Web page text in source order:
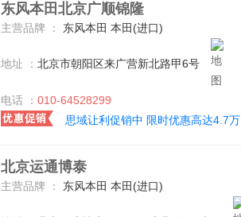
东风本田北京广顺锦隆
主营品牌 ： 东风本田 本田(进口)
地址 ： 北京市朝阳区来广营新北路甲6号
电话 ： 010-64528299
思域让利促销中 限时优惠高达4.7万
北京运通博泰
主营品牌 ： 东风本田 本田(进口)